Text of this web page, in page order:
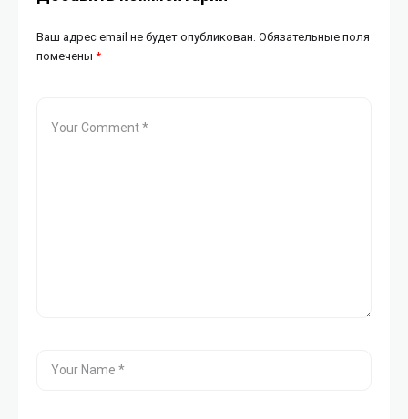
Ваш адрес email не будет опубликован. Обязательные поля
помечены *